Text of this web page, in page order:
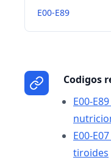
E00-E89
Codigos
E00-
E00-
tiroides